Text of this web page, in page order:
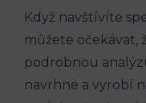
Když navštívíte
můžete očekávat,
podrobnou
navrhne a vyrobí